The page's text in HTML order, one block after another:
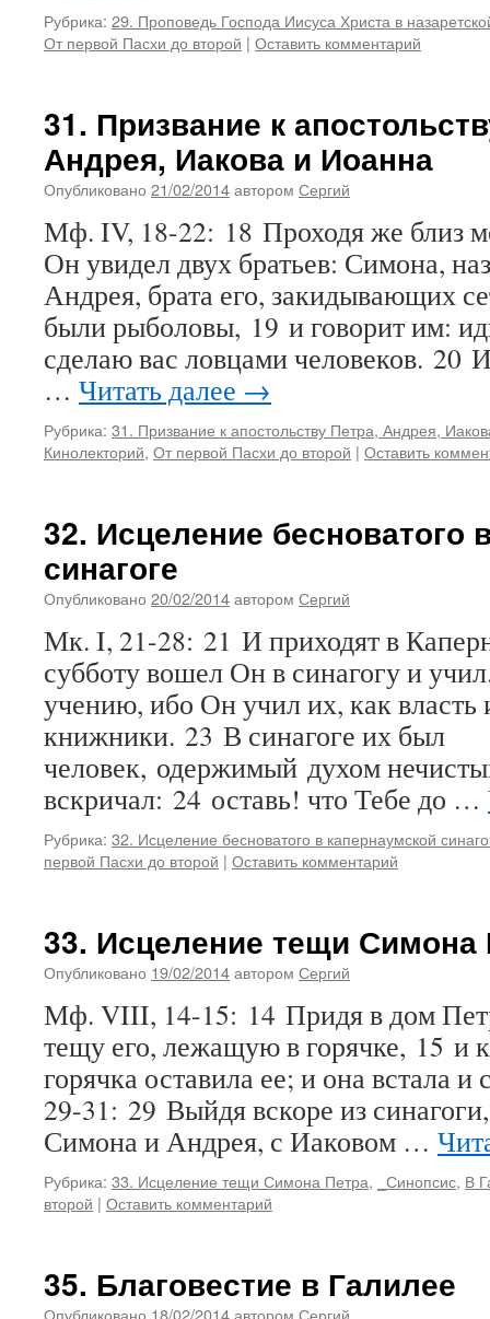
Рубрика: 29. Проповедь Господа Иисуса Христа в
От первой Пасхи до второй | Оставить комментарий
31. Призвание к
Андрея, Иакова и Иоанна
Опубликовано 21/02/2014автором Сергий
Мф. IV, 18-22: 18 Проходя же близ
Он увидел двух братьев: Симона,
Андрея, брата его, закидывающих
были рыболовы, 19 и говорит им:
сделаю вас ловцами человеков. 20
… Читать далее →
Рубрика: 31. Призвание к апостольству Петра, Андрея,
Кинолекторий, От первой Пасхи до второй | Оставить
32. Исцеление бесноватого
синагоге
Опубликовано 20/02/2014автором Сергий
Мк. I, 21-28: 21 И приходят в
субботу вошел Он в синагогу и
учению, ибо Он учил их, как
книжники. 23 В синагоге их был
человек, одержимый духом
вскричал: 24 оставь! что Тебе до …
Рубрика: 32. Исцеление бесноватого в капернаумской
первой Пасхи до второй | Оставить комментарий
33. Исцеление тещи Симона
Опубликовано 19/02/2014автором Сергий
Мф. VIII, 14-15: 14 Придя в дом
тещу его, лежащую в горячке, 15 и
горячка оставила ее; и она встала
29-31: 29 Выйдя вскоре из
Симона и Андрея, с Иаковом …
Рубрика: 33. Исцеление тещи Симона Петра, _Синопсис, В
второй | Оставить комментарий
35. Благовестие в Галилее
Опубликовано 18/02/2014автором Сергий